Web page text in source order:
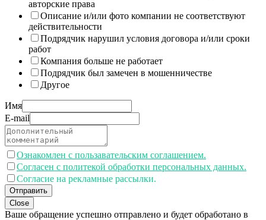
авторские права
Описание и/или фото компании не соответствуют
действительности
Подрядчик нарушил условия договора и/или сроки
работ
Компания больше не работает
Подрядчик был замечен в мошенничестве
Другое
Имя
E-mail
Ознакомлен с пользавательским соглашением.
Согласен с политекой обработки персональных данных.
Согласие на рекламные рассылки.
Отправить
Close
Ваше обращение успешно отправлено и будет обработано в